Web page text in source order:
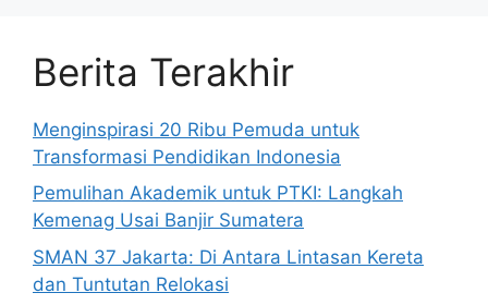
Berita Terakhir
Menginspirasi 20 Ribu Pemuda untuk
Transformasi Pendidikan Indonesia
Pemulihan Akademik untuk PTKI: Langkah
Kemenag Usai Banjir Sumatera
SMAN 37 Jakarta: Di Antara Lintasan Kereta
dan Tuntutan Relokasi